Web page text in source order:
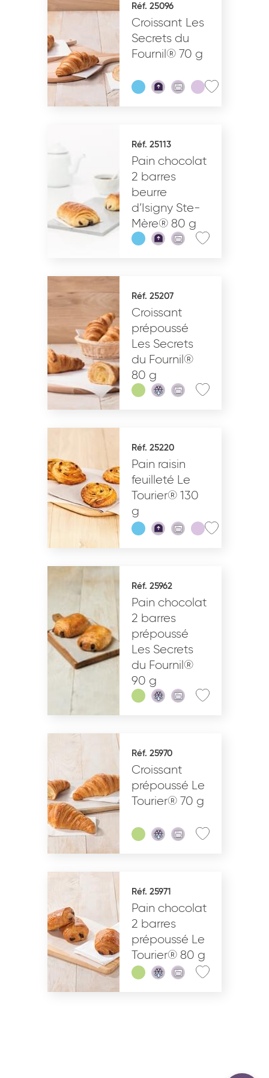
VALIDER
Réf. 25096
Croissant Les
Secrets du
Fournil® 70 g
Réf. 25113
Pain chocolat
2 barres
beurre
d’Isigny Ste-
Mère® 80 g
Réf. 25207
Croissant
prépoussé
Les Secrets
du Fournil®
80 g
Réf. 25220
Pain raisin
feuilleté Le
Tourier® 130
g
Réf. 25962
Pain chocolat
2 barres
prépoussé
Les Secrets
du Fournil®
90 g
Réf. 25970
Croissant
prépoussé Le
Tourier® 70 g
Réf. 25971
Pain chocolat
2 barres
prépoussé Le
Tourier® 80 g